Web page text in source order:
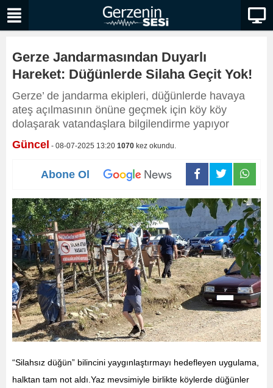
Gerze Jandarmasından Duyarlı
Hareket: Düğünlerde Silaha Geçit Yok!
Gerze’ de jandarma ekipleri, düğünlerde havaya
ateş açılmasının önüne geçmek için köy köy
dolaşarak vatandaşlara bilgilendirme yapıyor
Güncel - 08-07-2025 13:20 1070 kez okundu.
Abone Ol
“Silahsız düğün” bilincini yaygınlaştırmayı hedefleyen uygulama,
halktan tam not aldı.Yaz mevsimiyle birlikte köylerde düğünler